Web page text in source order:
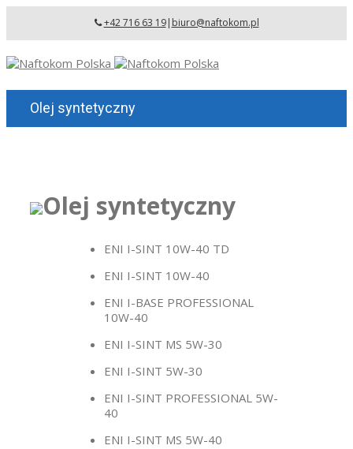
+42 716 63 19| biuro@naftokom.pl
Olej syntetyczny
Olej syntetyczny
ENI I-SINT 10W-40 TD
ENI I-SINT 10W-40
ENI I-BASE PROFESSIONAL
10W-40
ENI I-SINT MS 5W-30
ENI I-SINT 5W-30
ENI I-SINT PROFESSIONAL 5W-
40
ENI I-SINT MS 5W-40